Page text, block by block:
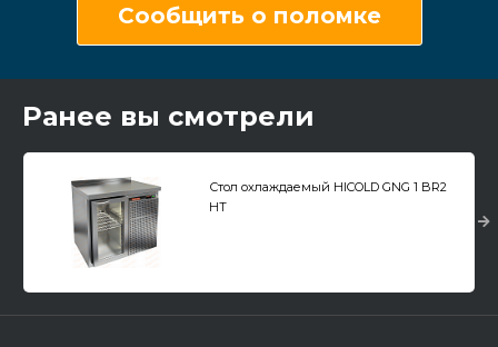
Сообщить о поломке
Ранее вы смотрели
Стол охлаждаемый HICOLD GNG 1 BR2
HT